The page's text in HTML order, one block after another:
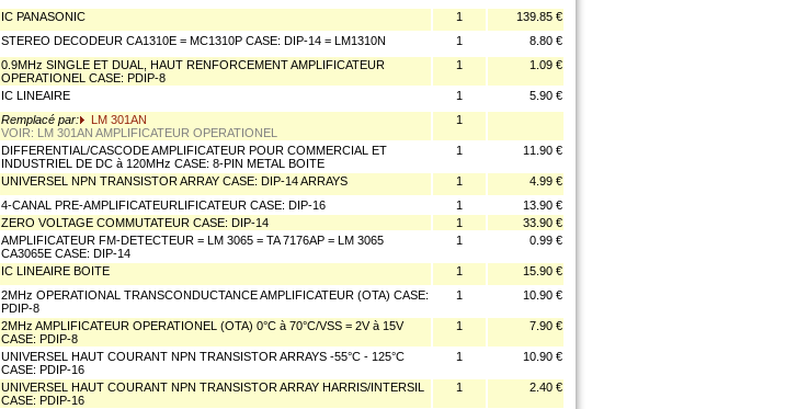
IC PANASONIC 1
139.85 €
STEREO DECODEUR CA1310E = MC1310P CASE: DIP-14 = LM1310N 1
8.80 €
0.9MHz SINGLE ET DUAL, HAUT RENFORCEMENT AMPLIFICATEUR
OPERATIONEL CASE: PDIP-8
1 1.09 €
IC LINEAIRE 1
5.90 €
Remplacé par:
LM 301AN
VOIR: LM 301AN AMPLIFICATEUR OPERATIONEL
1
DIFFERENTIAL/CASCODE AMPLIFICATEUR POUR COMMERCIAL ET
INDUSTRIEL DE DC à 120MHz CASE: 8-PIN METAL BOITE
1 11.90 €
UNIVERSEL NPN TRANSISTOR ARRAY CASE: DIP-14 ARRAYS 1
4.99 €
4-CANAL PRE-AMPLIFICATEURLIFICATEUR CASE: DIP-16 1
13.90 €
ZERO VOLTAGE COMMUTATEUR CASE: DIP-14 1
33.90 €
AMPLIFICATEUR FM-DETECTEUR = LM 3065 = TA 7176AP = LM 3065
CA3065E CASE: DIP-14
1 0.99 €
IC LINEAIRE BOITE 1
15.90 €
2MHz OPERATIONAL TRANSCONDUCTANCE AMPLIFICATEUR (OTA) CASE:
PDIP-8
1 10.90 €
2MHz AMPLIFICATEUR OPERATIONEL (OTA) 0°C à 70°C/VSS = 2V à 15V
CASE: PDIP-8
1 7.90 €
UNIVERSEL HAUT COURANT NPN TRANSISTOR ARRAYS -55°C - 125°C
CASE: PDIP-16
1 10.90 €
UNIVERSEL HAUT COURANT NPN TRANSISTOR ARRAY HARRIS/INTERSIL
CASE: PDIP-16
1 2.40 €